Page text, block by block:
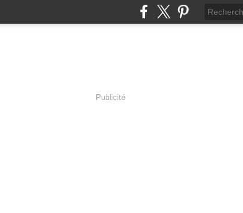
Publicité